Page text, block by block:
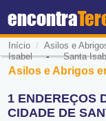
encontra
Início / Asilos e
Isabel-Santa
Asilos e Abrigos
1 ENDEREÇOS
CIDADE DE